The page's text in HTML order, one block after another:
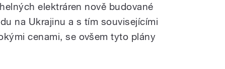
elektráren nově budované
na Ukrajinu a s tím souvisejícími
cenami, se ovšem tyto plány